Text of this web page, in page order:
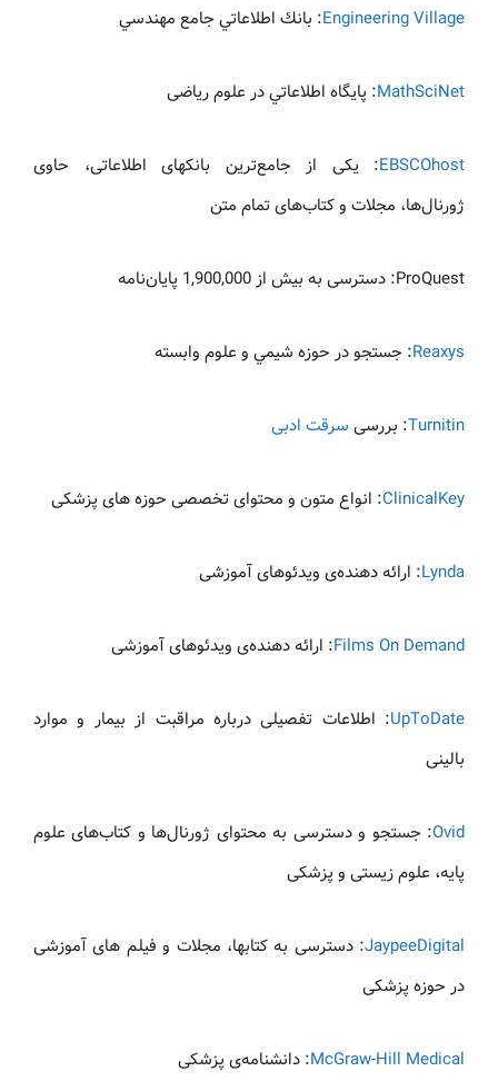
Engineering Village: بانك اطلاعاتي جامع مهندسي
MathSciNet: پایگاه اطلاعاتي در علوم ریاضی
EBSCOhost: یکی از جامع‌ترین بانکهای اطلاعاتی، حاوی
ژورنال‌ها، مجلات و کتاب‌های تمام متن
ProQuest: دسترسی به بیش از 1,900,000 پایان‌نامه
Reaxys: جستجو در حوزه شيمي و علوم وابسته
Turnitin: بررسی سرقت ادبی
ClinicalKey: انواع متون و محتوای تخصصی حوزه های پزشکی
Lynda: ارائه دهنده‌ی ویدئوهای آموزشی
Films On Demand: ارائه دهنده‌ی ویدئوهای آموزشی
UpToDate: اطلاعات تفصیلی درباره مراقبت از بیمار و موارد
بالینی
Ovid: جستجو و دسترسی به محتوای ژورنال‌ها و کتاب‌های علوم
پايه، علوم زيستی و پزشکی
JaypeeDigital: دسترسی به کتابها، مجلات و فیلم های آموزشی
در حوزه پزشکی
McGraw-Hill Medical: دانشنامه‌ی پزشکی